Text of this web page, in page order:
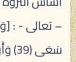
– تعالى - :